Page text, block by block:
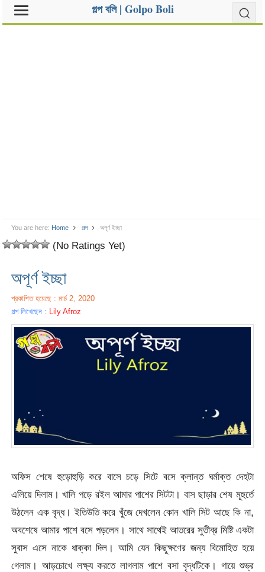
গল্প বলি | Golpo Boli
You are here: Home গল্প অপূর্ণ ইচ্ছা
(No Ratings Yet)
অপূর্ণ ইচ্ছা
প্রকাশিত হয়েছে : মার্চ 2, 2020
গল্প লিখেছেন : Lily Afroz
অফিস শেষে হুড়োহুড়ি করে বাসে চড়ে সিটে বসে ক্লান্ত ঘর্মাক্ত দেহটা
এলিয়ে দিলাম। খালি পড়ে রইল আমার পাশের সিটটা। বাস ছাড়ার শেষ মূহুর্তে
উঠলেন এক বৃদ্ধ। ইতিউতি করে খুঁজে দেখলেন কোন খালি সিট আছে কি না,
অবশেষে আমার পাশে বসে পড়লেন। সাথে সাথেই আতরের সুতীব্র মিষ্টি একটা
সুবাস এসে নাকে ধাক্কা দিল। আমি যেন কিছুক্ষণের জন্য বিমোহিত হয়ে
গেলাম। আড়চোখে লক্ষ্য করতে লাগলাম পাশে বসা বৃদ্ধটিকে। গায়ে শুভ্র